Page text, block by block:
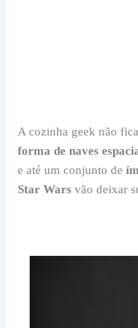
A cozinha geek não
forma de naves
e até um conjunto de
Star Warsvão deixar